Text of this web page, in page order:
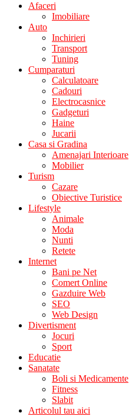
Afaceri
Imobiliare
Auto
Inchirieri
Transport
Tuning
Cumparaturi
Calculatoare
Cadouri
Electrocasnice
Gadgeturi
Haine
Jucarii
Casa si Gradina
Amenajari Interioare
Mobilier
Turism
Cazare
Obiective Turistice
Lifestyle
Animale
Moda
Nunti
Retete
Internet
Bani pe Net
Comert Online
Gazduire Web
SEO
Web Design
Divertisment
Jocuri
Sport
Educatie
Sanatate
Boli si Medicamente
Fitness
Slabit
Articolul tau aici